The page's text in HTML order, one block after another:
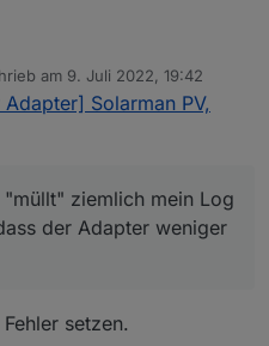
den coolen Adapter. Unser
läuft nun auch damit.
"müllt" ziemlich mein Log
am 9. Juli 2022, 19:42
editiert von
Adapter] Solarman PV,
ziemlich mein Log
der Adapter weniger
setzen.